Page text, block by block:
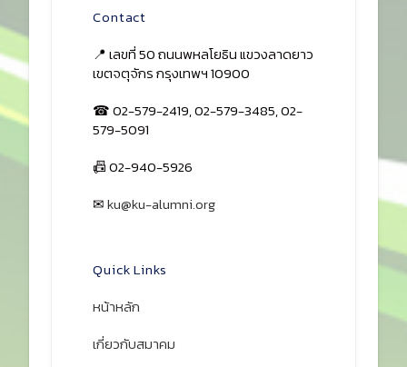
Contact
📍 เลขที่ 50 ถนนพหลโยธิน แขวงลาดยาว
เขตจตุจักร กรุงเทพฯ 10900
☎ 02-579-2419, 02-579-3485, 02-
579-5091
📠 02-940-5926
✉ku@ku-alumni.org
Quick Links
หน้าหลัก
เกี่ยวกับสมาคม